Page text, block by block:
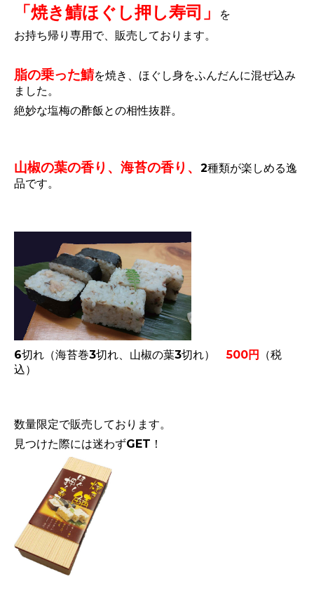
「焼き鯖ほぐし押し寿司」
を
お持ち帰り専用で、販売しております。
脂の乗った鯖を焼き、ほぐし身をふんだんに混ぜ込み
ました。
絶妙な塩梅の酢飯との相性抜群。
山椒の葉の香り、 海苔の香り、
2種類が楽しめる逸
品です。
6切れ（海苔巻3切れ、山椒の葉3切れ）500円
（税
込）
数量限定で販売しております。
見つけた際には迷わずGET！